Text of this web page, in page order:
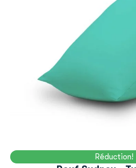
Réduction!